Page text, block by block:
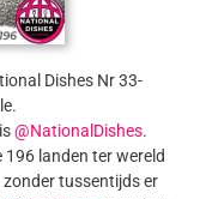
Dishes Nr 33-
@NationalDishes.
196 landen ter wereld
tussentijds er